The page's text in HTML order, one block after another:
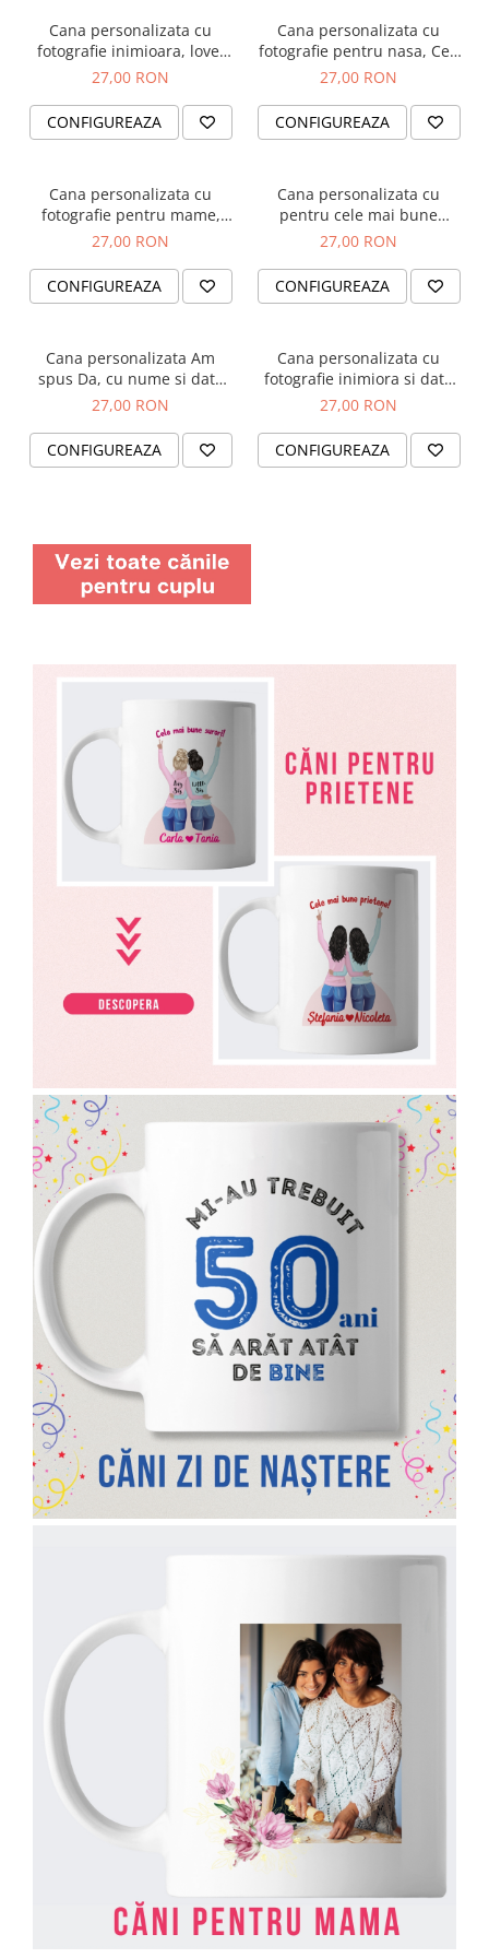
Coliere
Brelocuri Personalizate
Semn de carte
Card metalic
Cadouri pentru Craciun
Cadouri 1-8 Martie
Cadouri Paste
Halloween
Bijuterii pentru Ea
Tablou Personalizat
Cana personalizata cu
fotografie inimioara, love,
pentru cuplu
27,00 RON
CONFIGUREAZA
Cana personalizata cu
fotografie pentru nasa, Cea
mai dulce nasica
27,00 RON
CONFIGUREAZA
Cana personalizata cu
fotografie pentru mame,
Cea mai fericita mamica
27,00 RON
CONFIGUREAZA
Cana personalizata cu
pentru cele mai bune
prietene, BFF
27,00 RON
CONFIGUREAZA
Cana personalizata Am
spus Da, cu nume si data
casatoriei
27,00 RON
CONFIGUREAZA
Cana personalizata cu
fotografie inimiora si data
relatiei, pentru cuplu
27,00 RON
CONFIGUREAZA